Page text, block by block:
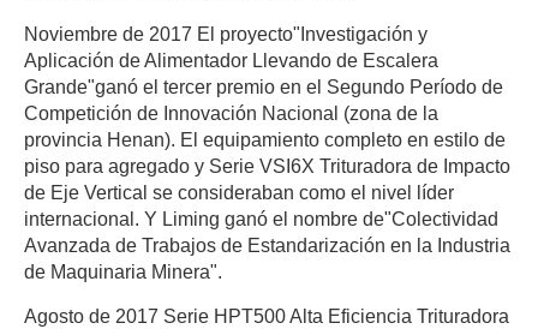
Noviembre de 2017 El proyecto"Investigación y
Aplicación de Alimentador Llevando de Escalera
Grande"ganó el tercer premio en el Segundo Período de
Competición de Innovación Nacional (zona de la
provincia Henan). El equipamiento completo en estilo de
piso para agregado y Serie VSI6X Trituradora de Impacto
de Eje Vertical se consideraban como el nivel líder
internacional. Y Liming ganó el nombre de"Colectividad
Avanzada de Trabajos de Estandarización en la Industria
de Maquinaria Minera".
Agosto de 2017 Serie HPT500 Alta Eficiencia Trituradora